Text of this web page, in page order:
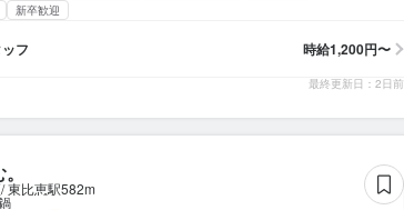
新卒歓迎
フ 時給1,200円〜
最終更新日：2日前
東比恵駅582m